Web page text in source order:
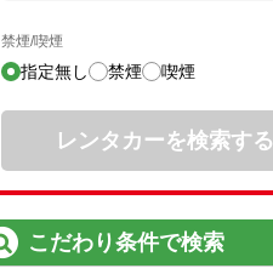
禁煙/喫煙
指定無し 禁煙 喫煙
レンタカーを検索する
こだわり条件で検索